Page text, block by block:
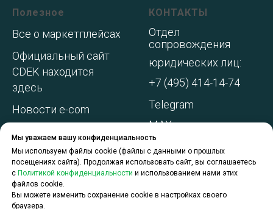
Мы уважаем вашу конфиденциальность
Мы используем файлы cookie (файлы с данными о прошлых
посещениях сайта). Продолжая использовать сайт, вы соглашаетесь
с Политикой конфиденциальности и использованием нами этих
файлов cookie.
Вы можете изменить сохранение cookie в настройках своего
браузера.
Полезное
Все о маркетплейсах
Официальный сайт
CDEK находится
здесь
Новости e-com
Акции и
спецпредложения
О компании
КОНТАКТЫ
Отдел
сопровождения
юридических лиц:
+7 (495) 414-14-74
Telegram
MAX